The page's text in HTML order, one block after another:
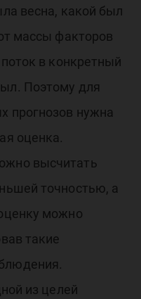
весна, какой был
массы факторов
в конкретный
Поэтому для
прогнозов нужна
оценка.
высчитать
точностью, а
можно
такие
из целей